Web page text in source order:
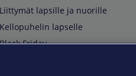
Liittymät lapsille ja nuorille
Kellopuhelin lapselle
Black Friday